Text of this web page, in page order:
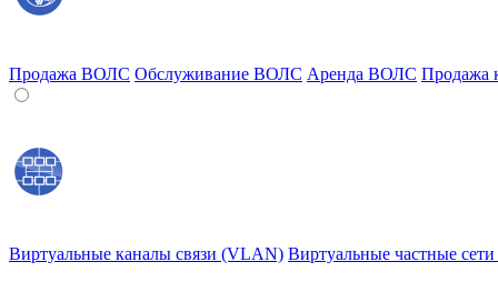
Продажа ВОЛС Обслуживание ВОЛС Аренда ВОЛС Продажа
Виртуальные каналы связи (VLAN) Виртуальные частные